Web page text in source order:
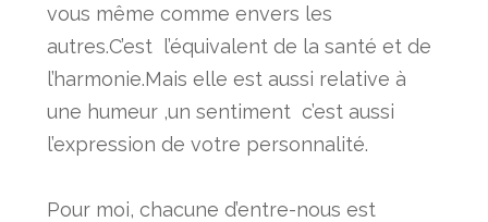
vous même comme envers les
autres.C’est l’équivalent de la santé et de
l’harmonie.Mais elle est aussi relative à
une humeur ,un sentiment c’est aussi
l’expression de votre personnalité.
Pour moi, chacune d’entre-nous est